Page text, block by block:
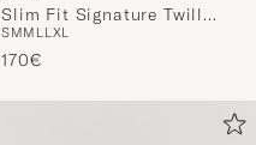
Slim Fit Signature Twill
Contrast Shirt Light Blue
SMM LLXL
170€